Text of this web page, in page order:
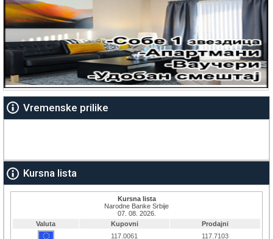
Vremenske prilike
Kursna lista